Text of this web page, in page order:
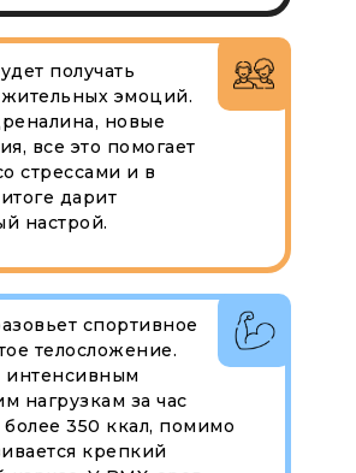
спортивное
телосложение.
интенсивным
нагрузкам за час
более 350 ккал, помимо
крепкий
получать
эмоций.
новые
все это помогает
стрессами и в
дарит
настрой.